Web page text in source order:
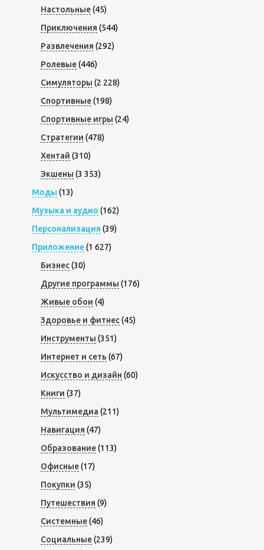
Настольные(45)
Приключения (544)
Развлечения (292)
Ролевые(446)
Симуляторы (2 228)
Спортивные(198)
Спортивные игры (24)
Стратегии (478)
Хентай (310)
Экшены (3 353)
Моды (13)
Музыка и аудио (162)
Персонализация (39)
Приложение(1 627)
Бизнес(30)
Другие программы (176)
Живые обои (4)
Здоровье и фитнес(45)
Инструменты (351)
Интернет и сеть (67)
Искусство и дизайн (60)
Книги (37)
Мультимедиа (211)
Навигация (47)
Образование(113)
Офисные(17)
Покупки (35)
Путешествия (9)
Системные(46)
Социальные(239)